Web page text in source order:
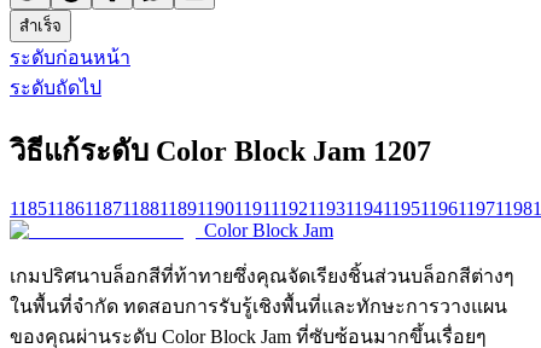
สำเร็จ
ระดับก่อนหน้า
ระดับถัดไป
วิธีแก้ระดับ Color Block Jam 1207
11851186118711881189119011911192119311941195119611971198
Color Block Jam
เกมปริศนาบล็อกสีที่ท้าทายซึ่งคุณจัดเรียงชิ้นส่วนบล็อกสีต่างๆ
ในพื้นที่จำกัด ทดสอบการรับรู้เชิงพื้นที่และทักษะการวางแผน
ของคุณผ่านระดับ Color Block Jam ที่ซับซ้อนมากขึ้นเรื่อยๆ